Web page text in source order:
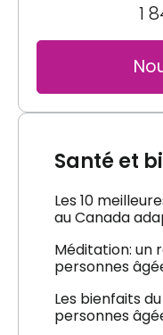
1
Santé et
Les 10
au Canada
Méditation: un
personnes
Les bienfaits
personnes